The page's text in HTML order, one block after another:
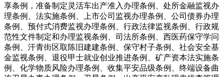
享条例，准备制定灵活车出产准入办理条例、处所金融监视办
理条例、法实施条例、上市公司监视办理条例、公司债券办理
条例、预付式消费监视办理条例、行政法律监视条例、行政规
范性文件制定和办理监视条例、司法所条例、西医药保守学问
条例、汗青街区取陈旧建建条例、保守村子条例、社会安全基
金监视条例、退役甲士就业创业推进条例、矿产资本法实施条
例、化学物质风险办理条例、收集平安品级条例、终端设备曲